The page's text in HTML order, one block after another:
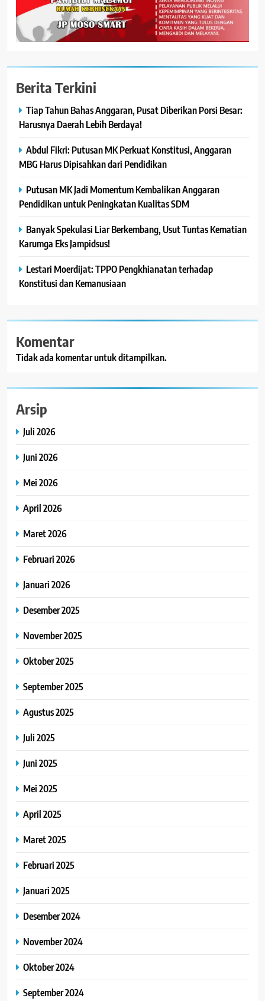
Berita Terkini
Tiap Tahun Bahas Anggaran, Pusat Diberikan Porsi Besar:
Harusnya Daerah Lebih Berdaya!
Abdul Fikri: Putusan MK Perkuat Konstitusi, Anggaran
MBG Harus Dipisahkan dari Pendidikan
Putusan MK Jadi Momentum Kembalikan Anggaran
Pendidikan untuk Peningkatan Kualitas SDM
Banyak Spekulasi Liar Berkembang, Usut Tuntas Kematian
Karumga Eks Jampidsus!
Lestari Moerdijat: TPPO Pengkhianatan terhadap
Konstitusi dan Kemanusiaan
Komentar
Tidak ada komentar untuk ditampilkan.
Arsip
Juli 2026
Juni 2026
Mei 2026
April 2026
Maret 2026
Februari 2026
Januari 2026
Desember 2025
November 2025
Oktober 2025
September 2025
Agustus 2025
Juli 2025
Juni 2025
Mei 2025
April 2025
Maret 2025
Februari 2025
Januari 2025
Desember 2024
November 2024
Oktober 2024
September 2024